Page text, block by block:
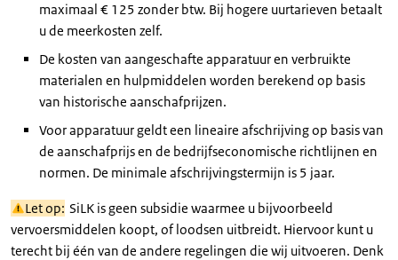
maximaal € 125 zonder btw. Bij hogere uurtarieven betaalt
u de meerkosten zelf.
De kosten van aangeschafte apparatuur en verbruikte
materialen en hulpmiddelen worden berekend op basis
van historische aanschafprijzen.
Voor apparatuur geldt een lineaire afschrijving op basis van
de aanschafprijs en de bedrijfseconomische richtlijnen en
normen. De minimale afschrijvingstermijn is 5 jaar.
Let op: SiLK is geen subsidie waarmee u bijvoorbeeld
vervoersmiddelen koopt, of loodsen uitbreidt. Hiervoor kunt u
terecht bij één van de andere regelingen die wij uitvoeren. Denk